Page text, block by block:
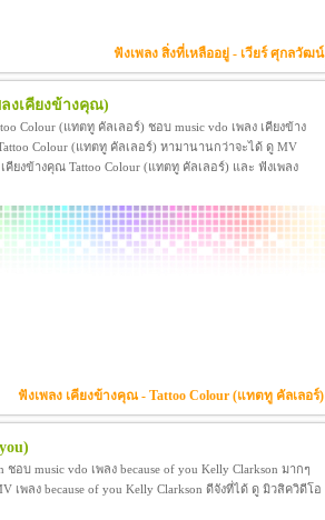
ฟังเพลง สิ่งที่เหลืออยู่ - เวียร์ ศุกลวัฒน์
งเคียงข้างคุณ)
Colour (แทตทู คัลเลอร์) ชอบ music vdo เพลง เคียงข้าง
Colour (แทตทู คัลเลอร์) หามานานกว่าจะได้ ดู MV
ยงข้างคุณ Tattoo Colour (แทตทู คัลเลอร์) และ ฟังเพลง
ฟังเพลง เคียงข้างคุณ - Tattoo Colour (แทตทู คัลเลอร์)
ชอบ music vdo เพลง because of you Kelly Clarkson มากๆ
เพลง because of you Kelly Clarkson ดีจังที่ได้ ดู มิวสิควิดีโอ